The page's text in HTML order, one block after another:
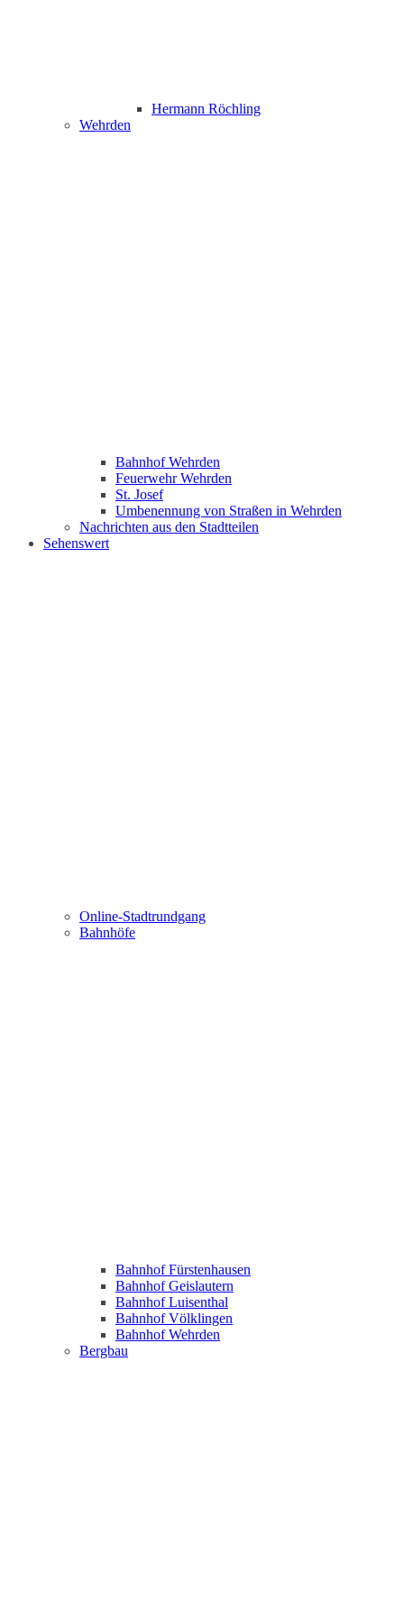
Hermann Röchling
Wehrden
Bahnhof Wehrden
Feuerwehr Wehrden
St. Josef
Umbenennung von Straßen in Wehrden
Nachrichten aus den Stadtteilen
Sehenswert
Online-Stadtrundgang
Bahnhöfe
Bahnhof Fürstenhausen
Bahnhof Geislautern
Bahnhof Luisenthal
Bahnhof Völklingen
Bahnhof Wehrden
Bergbau